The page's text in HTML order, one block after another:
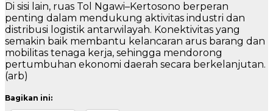
Di sisi lain, ruas Tol Ngawi–Kertosono berperan
penting dalam mendukung aktivitas industri dan
distribusi logistik antarwilayah. Konektivitas yang
semakin baik membantu kelancaran arus barang dan
mobilitas tenaga kerja, sehingga mendorong
pertumbuhan ekonomi daerah secara berkelanjutan.
(arb)
Bagikan ini: